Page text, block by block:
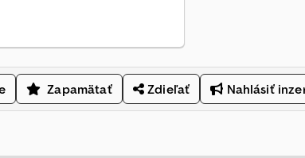
Zapamätať Zdieľať Nahlásiť